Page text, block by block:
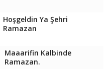
Hoşgeldin Ya Şehri
Ramazan
Maaarifin Kalbinde
Ramazan.